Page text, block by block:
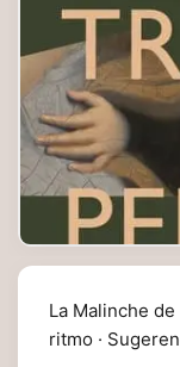
La Malinche
ritmo ·